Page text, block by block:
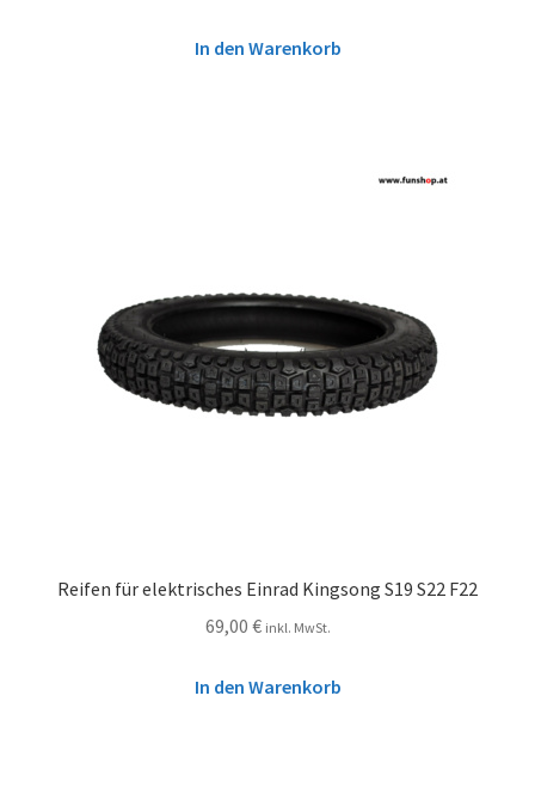
In den Warenkorb
Reifen für elektrisches Einrad Kingsong S19 S22 F22
69,00 € inkl. MwSt.
In den Warenkorb